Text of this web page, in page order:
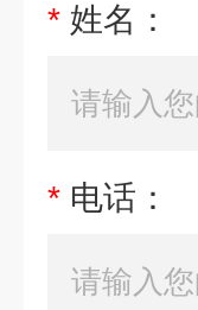
* 姓名：
* 电话：